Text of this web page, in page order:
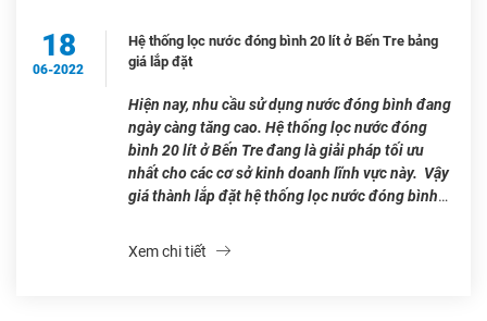
18
06-2022
Hệ thống lọc nước đóng bình 20 lít ở Bến Tre bảng
giá lắp đặt
Hiện nay, nhu cầu sử dụng nước đóng bình đang
ngày càng tăng cao. Hệ thống lọc nước đóng
bình 20 lít ở Bến Tre đang là giải pháp tối ưu
nhất cho các cơ sở kinh doanh lĩnh vực này. Vậy
giá thành lắp đặt hệ thống lọc nước đóng bình
Xem chi tiết